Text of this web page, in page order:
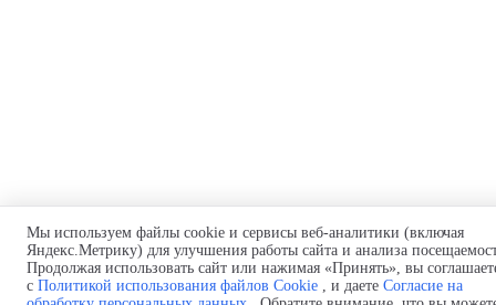
Мы используем файлы cookie и сервисы веб-аналитики (включая
Яндекс.Метрику) для улучшения работы сайта и анализа
Продолжая использовать сайт или нажимая «Принять», вы
с Политикой использования файлов Cookie , и даете Согласие на